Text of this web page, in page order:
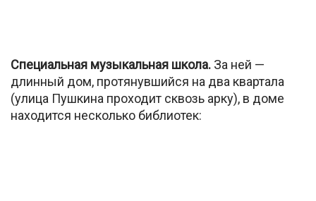
Специальная музыкальная школа. За ней —
длинный дом, протянувшийся на два квартала
(улица Пушкина проходит сквозь арку), в доме
находится несколько библиотек: